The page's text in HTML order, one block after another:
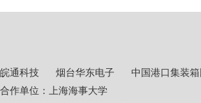
皖通科技 烟台华东电子 中国港口集装箱
合作单位：上海海事大学